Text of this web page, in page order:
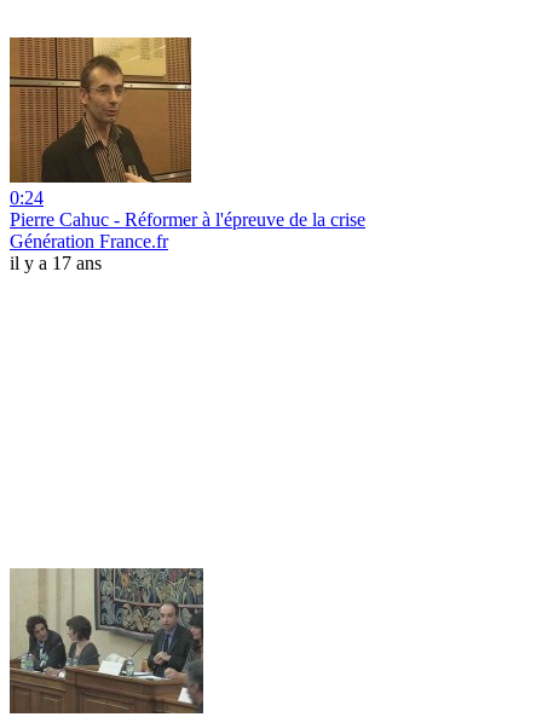
0:24
Pierre Cahuc - Réformer à l'épreuve de la crise
Génération France.fr
il y a 17 ans